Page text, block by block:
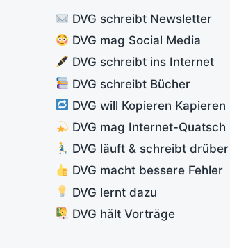
DVG schreibt Newsletter
DVG mag Social Media
DVG schreibt ins Internet
DVG schreibt Bücher
DVG will Kopieren Kapieren
DVG mag Internet-Quatsch
DVG läuft & schreibt drüber
DVG macht bessere Fehler
DVG lernt dazu
DVG hält Vorträge